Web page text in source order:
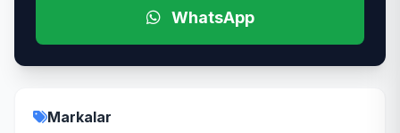
WhatsApp
Markalar